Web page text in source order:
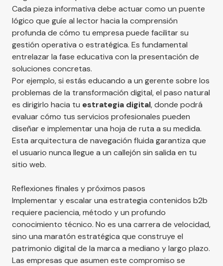
Cada pieza informativa debe actuar como un puente
lógico que guíe al lector hacia la comprensión
profunda de cómo tu empresa puede facilitar su
gestión operativa o estratégica. Es fundamental
entrelazar la fase educativa con la presentación de
soluciones concretas.
Por ejemplo, si estás educando a un gerente sobre los
problemas de la transformación digital, el paso natural
es dirigirlo hacia tu estrategia digital, donde podrá
evaluar cómo tus servicios profesionales pueden
diseñar e implementar una hoja de ruta a su medida.
Esta arquitectura de navegación fluida garantiza que
el usuario nunca llegue a un callejón sin salida en tu
sitio web.
Reflexiones finales y próximos pasos
Implementar y escalar una estrategia contenidos b2b
requiere paciencia, método y un profundo
conocimiento técnico. No es una carrera de velocidad,
sino una maratón estratégica que construye el
patrimonio digital de la marca a mediano y largo plazo.
Las empresas que asumen este compromiso se